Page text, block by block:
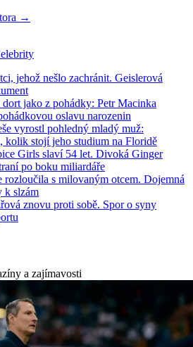
→
jehož nešlo zachránit. Geislerová
jako z pohádky: Petr Macinka
oslavu narozenin
vyrostl pohledný mladý muž:
kolik stojí jeho studium na Floridě
Girls slaví 54 let. Divoká Ginger
po boku miliardáře
rozloučila s milovaným otcem. Dojemná
k slzám
znovu proti sobě. Spor o syny
a zajímavosti